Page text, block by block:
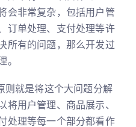
会非常复杂，包括用户管
订单处理、支付处理等许
所有的问题，那么开发过
。
则就是将这个大问题分解
将用户管理、商品展示、
处理等每一个部分都看作